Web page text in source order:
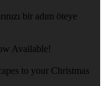
bir adım öteye
Available!
to your Christmas